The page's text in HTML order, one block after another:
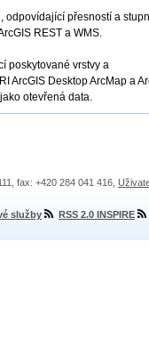
přesností a
REST a WMS.
poskytované vrstvy a
ArcGIS Desktop ArcMap a
otevřená data.
fax: +420 284 041 416,
služby RSS 2.0 INSPIRE